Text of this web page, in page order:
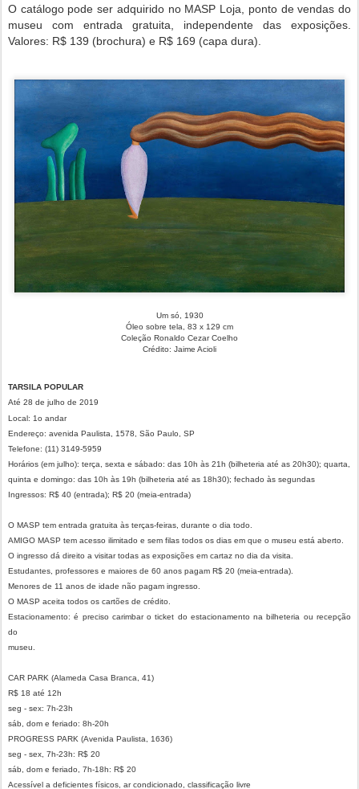
O catálogo pode ser adquirido no MASP Loja, ponto de vendas do
museu com entrada gratuita, independente das exposições.
Valores: R$ 139 (brochura) e R$ 169 (capa dura).
Um só, 1930
Óleo sobre tela, 83 x 129 cm
Coleção Ronaldo Cezar Coelho
Crédito: Jaime Acioli
TARSILA POPULAR
Até 28 de julho de 2019
Local: 1o andar
Endereço: avenida Paulista, 1578, São Paulo, SP
Telefone: (11) 3149-5959
Horários (em julho): terça, sexta e sábado: das 10h às 21h (bilheteria até as 20h30); quarta,
quinta e domingo: das 10h às 19h (bilheteria até as 18h30); fechado às segundas
Ingressos: R$ 40 (entrada); R$ 20 (meia-entrada)
O MASP tem entrada gratuita às terças-feiras, durante o dia todo.
AMIGO MASP tem acesso ilimitado e sem filas todos os dias em que o museu está aberto.
O ingresso dá direito a visitar todas as exposições em cartaz no dia da visita.
Estudantes, professores e maiores de 60 anos pagam R$ 20 (meia-entrada).
Menores de 11 anos de idade não pagam ingresso.
O MASP aceita todos os cartões de crédito.
Estacionamento: é preciso carimbar o ticket do estacionamento na bilheteria ou recepção
do
museu.
CAR PARK (Alameda Casa Branca, 41)
R$ 18 até 12h
seg - sex: 7h-23h
sáb, dom e feriado: 8h-20h
PROGRESS PARK (Avenida Paulista, 1636)
seg - sex, 7h-23h: R$ 20
sáb, dom e feriado, 7h-18h: R$ 20
Acessível a deficientes físicos, ar condicionado, classificação livre